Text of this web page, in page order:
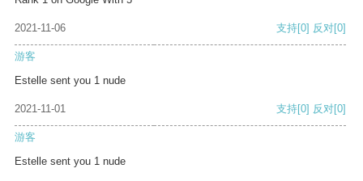
2021-11-06 支持[0] 反对[0]
游客
Estelle sent you 1 nude
2021-11-01 支持[0] 反对[0]
游客
Estelle sent you 1 nude